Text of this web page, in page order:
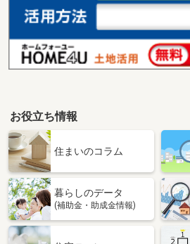
お役立ち情報
住まいのコラム
暮らしのデータ
(補助金・助成金情報)